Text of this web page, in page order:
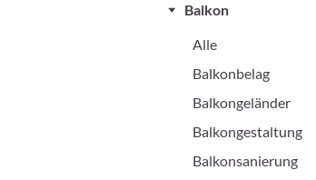
Balkon
Alle
Balkonbelag
Balkongeländer
Balkongestaltung
Balkonsanierung